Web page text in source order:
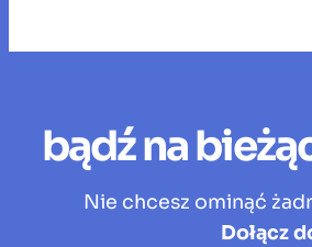
bądź na
Nie chcesz ominąć
Dołącz